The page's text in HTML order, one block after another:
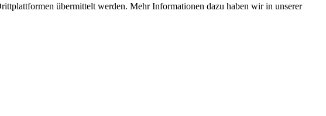
übermittelt werden. Mehr Informationen dazu haben wir in unserer